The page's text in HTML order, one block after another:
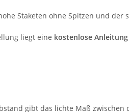
Staketen ohne Spitzen und der
liegt eine kostenlose Anleitung
gibt das lichte Maß zwischen